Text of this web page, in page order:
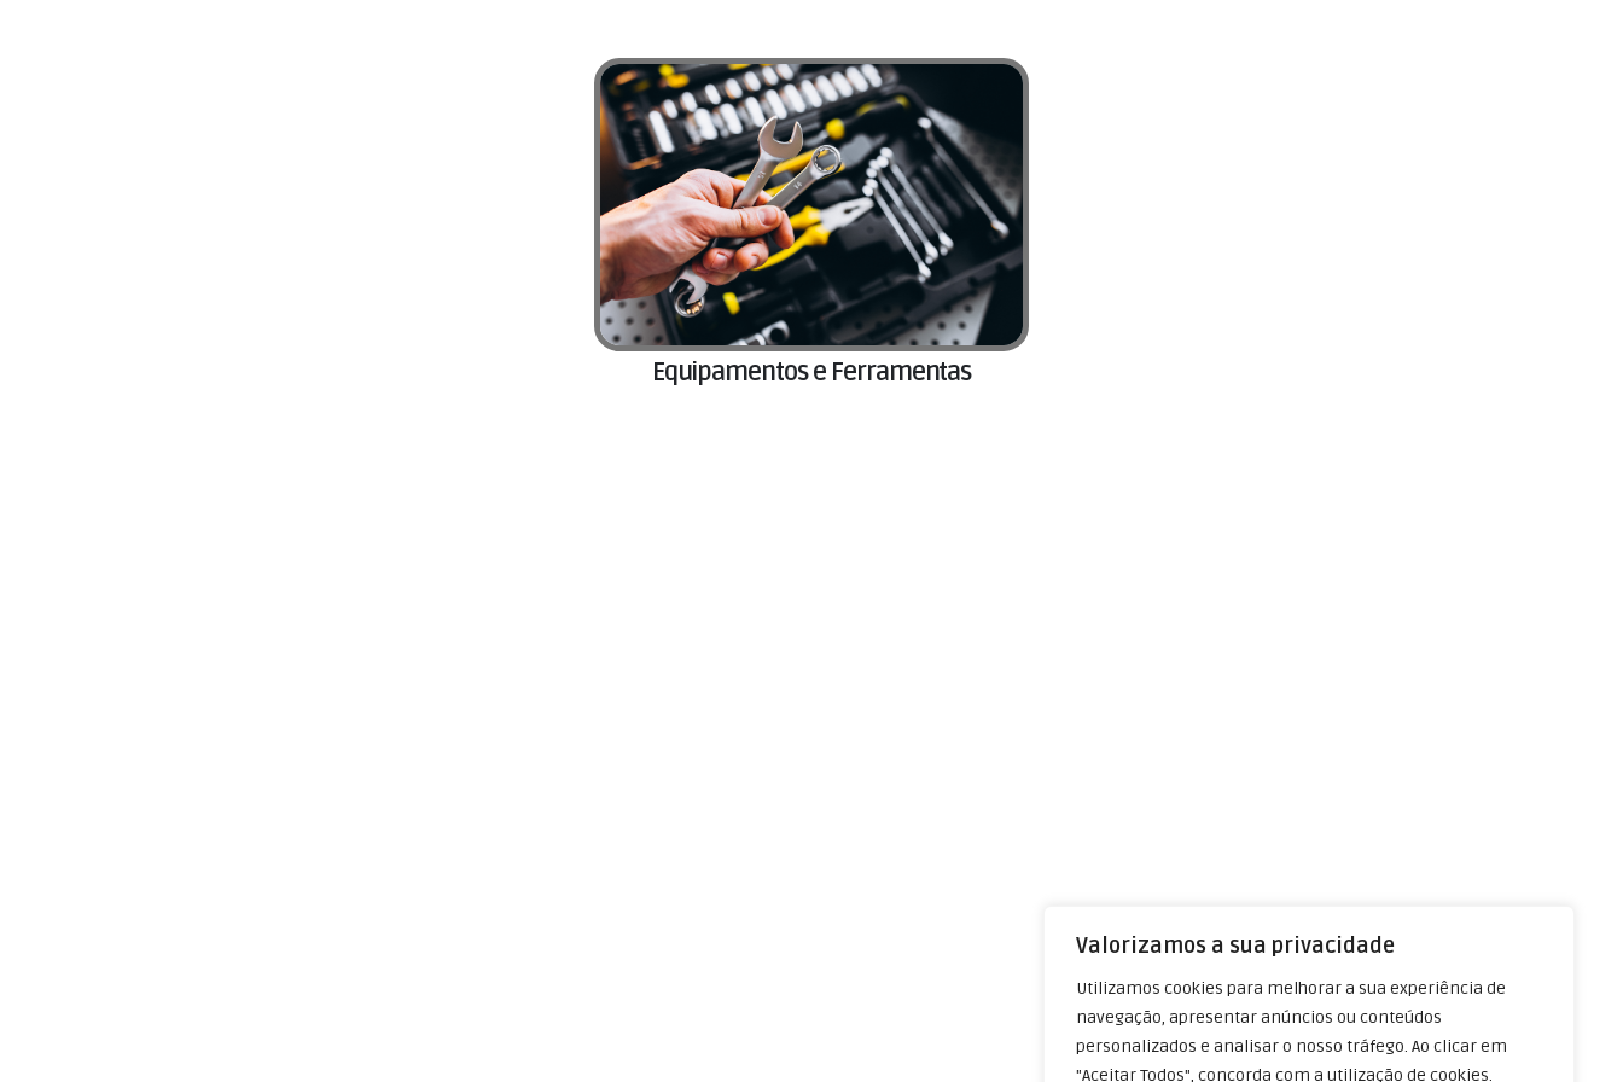
Valorizamos a sua privacidade
Utilizamos cookies para melhorar a sua experiência de
navegação, apresentar anúncios ou conteúdos
personalizados e analisar o nosso tráfego. Ao clicar em
"Aceitar Todos", concorda com a utilização de cookies.
Equipamentos e Ferramentas